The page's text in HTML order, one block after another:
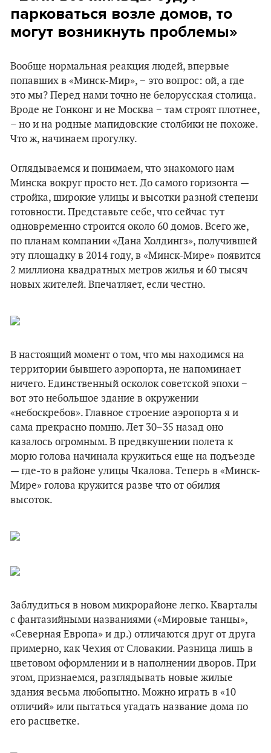
парковаться возле домов, то
могут возникнуть проблемы»
Вообще нормальная реакция людей, впервые
попавших в «Минск-Мир», − это вопрос: ой, а где
это мы? Перед нами точно не белорусская столица.
Вроде не Гонконг и не Москва − там строят плотнее,
– но и на родные мапидовские столбики не похоже.
Что ж, начинаем прогулку.
Оглядываемся и понимаем, что знакомого нам
Минска вокруг просто нет. До самого горизонта —
стройка, широкие улицы и высотки разной степени
готовности. Представьте себе, что сейчас тут
одновременно строится около 60 домов. Всего же,
по планам компании «Дана Холдингз», получившей
эту площадку в 2014 году, в «Минск-Мире» появится
2 миллиона квадратных метров жилья и 60 тысяч
новых жителей. Впечатляет, если честно.
В настоящий момент о том, что мы находимся на
территории бывшего аэропорта, не напоминает
ничего. Единственный осколок советской эпохи −
вот это небольшое здание в окружении
«небоскребов». Главное строение аэропорта я и
сама прекрасно помню. Лет 30−35 назад оно
казалось огромным. В предвкушении полета к
морю голова начинала кружиться еще на подъезде
— где-то в районе улицы Чкалова. Теперь в «Минск-
Мире» голова кружится разве что от обилия
высоток.
Заблудиться в новом микрорайоне легко. Кварталы
с фантазийными названиями («Мировые танцы»,
«Северная Европа» и др.) отличаются друг от друга
примерно, как Чехия от Словакии. Разница лишь в
цветовом оформлении и в наполнении дворов. При
этом, признаемся, разглядывать новые жилые
здания весьма любопытно. Можно играть в «10
отличий» или пытаться угадать название дома по
его расцветке.